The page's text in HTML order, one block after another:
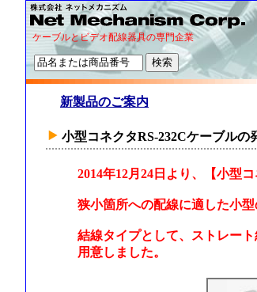
ケーブルとビデオ配線器具の専門企業
新製品のご案内
小型コネクタRS-232Cケーブルの
2014年12月24日より、【小型
狭小箇所への配線に適した小型
結線タイプとして、ストレー
用意しました。